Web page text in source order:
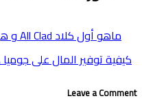
ماهو أول كلاد All Clad و هل يستحق ثمنه ؟
كيفية توفير المال على جوميا JUMIA
Leave a Comment